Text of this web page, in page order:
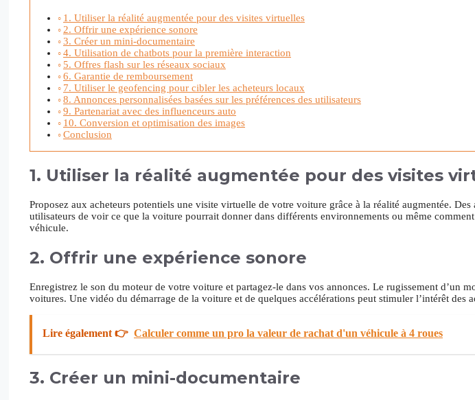
1. Utiliser la réalité augmentée pour des visites virtuelles
2. Offrir une expérience sonore
3. Créer un mini-documentaire
4. Utilisation de chatbots pour la première interaction
5. Offres flash sur les réseaux sociaux
6. Garantie de remboursement
7. Utiliser le geofencing pour cibler les acheteurs locaux
8. Annonces personnalisées basées sur les préférences des utilisateurs
9. Partenariat avec des influenceurs auto
10. Conversion et optimisation des images
Conclusion
1. Utiliser la réalité augmentée pour des visites
Proposez aux acheteurs potentiels une visite virtuelle de votre voiture grâce à la réalité augmentée.
utilisateurs de voir ce que la voiture pourrait donner dans différents environnements ou même
véhicule.
2. Offrir une expérience sonore
Enregistrez le son du moteur de votre voiture et partagez-le dans vos annonces. Le rugissement d’un
voitures. Une vidéo du démarrage de la voiture et de quelques accélérations peut stimuler l’intérêt des
Lire également 👉 Calculer comme un pro la valeur de rachat d'un véhicule à 4 roues
3. Créer un mini-documentaire